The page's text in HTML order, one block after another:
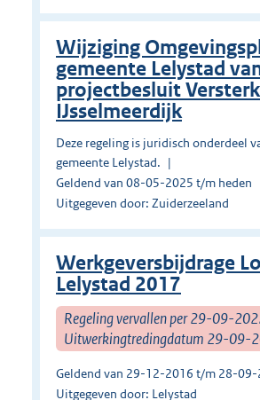
Wijziging
gemeente Lelystad
projectbesluit
IJsselmeerdijk
Deze regeling is juridisch onderdeel
gemeente Lelystad.
Geldend van 08-05-2025 t/m heden
Uitgegeven door: Zuiderzeeland
Werkgeversbijdrage
Lelystad 2017
Regeling vervallen per 29-09-
Uitwerkingtredingdatum 29-09-
Geldend van 29-12-2016 t/m 28-09-
Uitgegeven door: Lelystad